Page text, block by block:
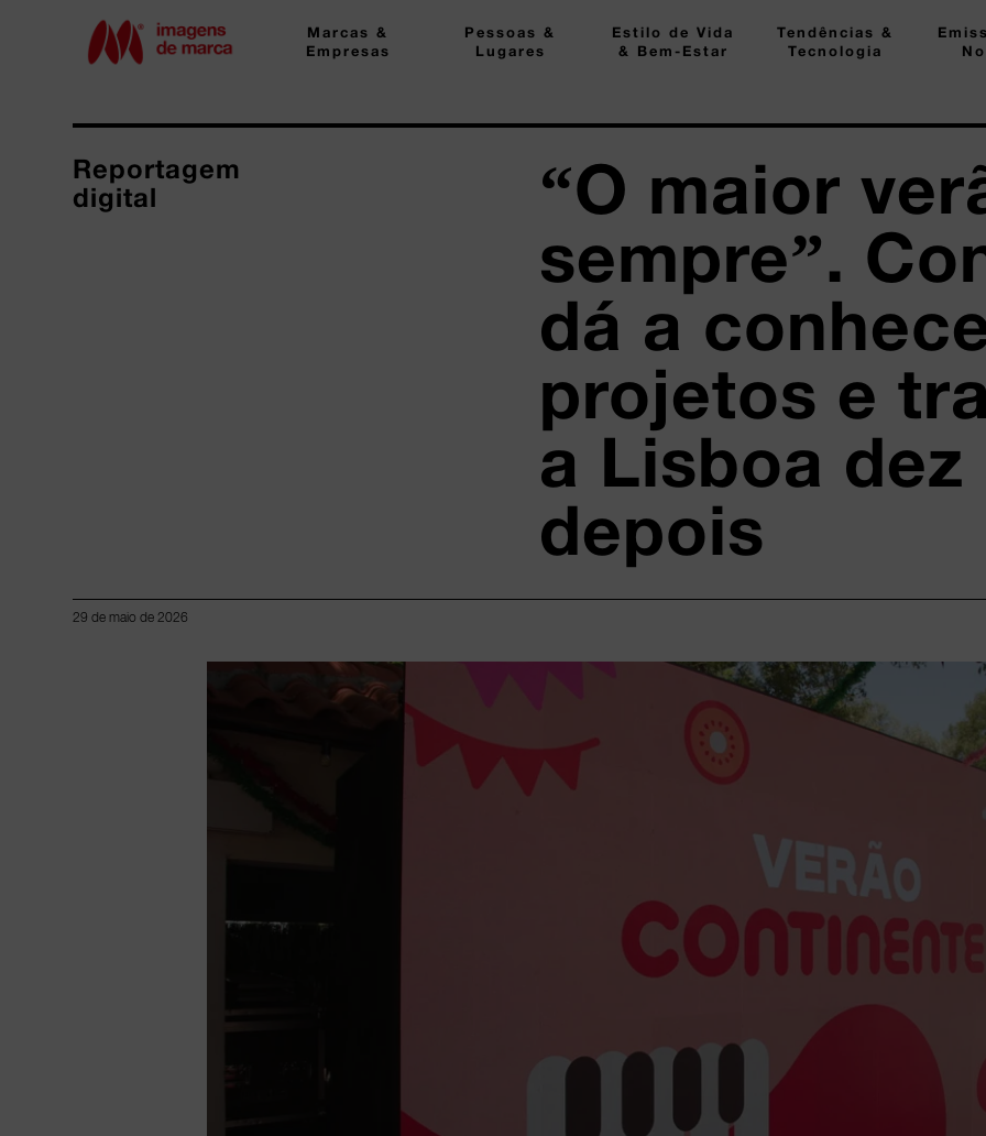
Marcas &
Empresas
Pessoas &
Lugares
Estilo de Vida
& Bem-Estar
Tendências &
Tecnologia
Reportagem
digital
“O maior
sempre”.
dá a
projetos e
a Lisboa dez
depois
29 de maio de 2026